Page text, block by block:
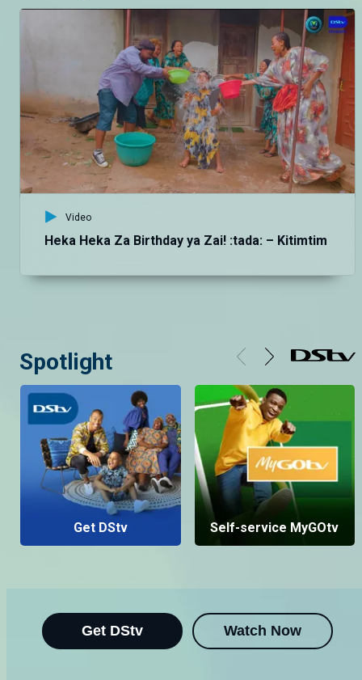
Video
Heka Heka Za Birthday ya Zai! :tada: – Kitimtim
Spotlight
Get DStv Self-service MyGOtv
Get DStv Watch Now